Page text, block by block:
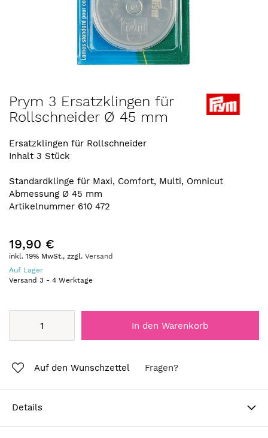
Anfang
der
springen
Prym 3 Ersatzklingen für
Rollschneider Ø 45 mm
Ersatzklingen für Rollschneider
Inhalt 3 Stück
Standardklinge für Maxi, Comfort, Multi, Omnicut
Abmessung Ø 45 mm
Artikelnummer 610 472
19,90 €
inkl. 19% MwSt., zzgl. Versand
Auf Lager
Versand 3 - 4 Werktage
In den Warenkorb
Auf den Wunschzettel Fragen?
Details